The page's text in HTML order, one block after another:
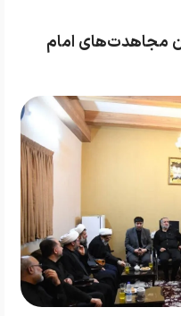
مجاهدت‌های امام